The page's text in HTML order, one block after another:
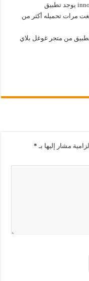
35 ميغا بايت، وبلغت مرات تحميله أكثر من
من متجر غوغل بلاي
مشار إليها بـ *